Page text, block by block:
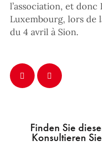
l’association, et
Luxembourg, lors de
du 4 avril à Sion.
Finden Sie
Konsultieren